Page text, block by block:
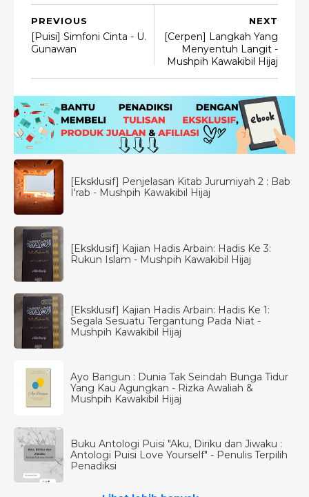
NEXT
[Cerpen] Langkah Yang
Menyentuh Langit -
Mushpih Kawakibil Hijaj
PREVIOUS
[Puisi] Simfoni Cinta - U.
Gunawan
[Eksklusif] Penjelasan Kitab Jurumiyah 2 : Bab
I'rab - Mushpih Kawakibil Hijaj
[Eksklusif] Kajian Hadis Arbain: Hadis Ke 3:
Rukun Islam - Mushpih Kawakibil Hijaj
[Eksklusif] Kajian Hadis Arbain: Hadis Ke 1:
Segala Sesuatu Tergantung Pada Niat -
Mushpih Kawakibil Hijaj
Ayo Bangun : Dunia Tak Seindah Bunga Tidur
Yang Kau Agungkan - Rizka Awaliah &
Mushpih Kawakibil Hijaj
Buku Antologi Puisi "Aku, Diriku dan Jiwaku :
Antologi Puisi Love Yourself" - Penulis Terpilih
Penadiksi